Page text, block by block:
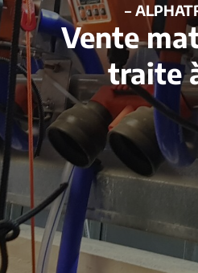
–
Vente
traite